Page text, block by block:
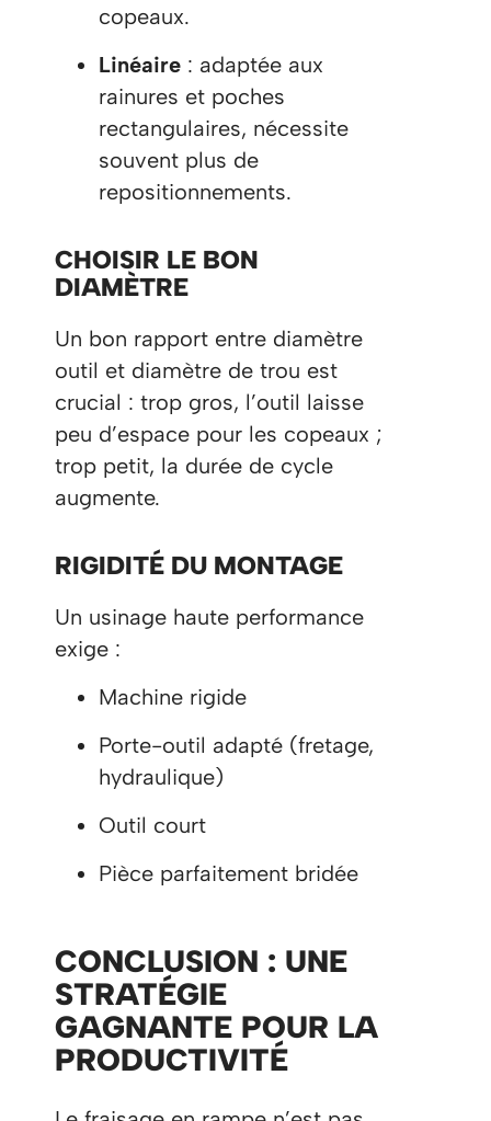
copeaux.
Linéaire : adaptée aux
rainures et poches
rectangulaires, nécessite
souvent plus de
repositionnements.
CHOISIR LE BON
DIAMÈTRE
Un bon rapport entre diamètre
outil et diamètre de trou est
crucial : trop gros, l’outil laisse
peu d’espace pour les copeaux ;
trop petit, la durée de cycle
augmente.
RIGIDITÉ DU MONTAGE
Un usinage haute performance
exige :
Machine rigide
Porte-outil adapté (fretage,
hydraulique)
Outil court
Pièce parfaitement bridée
CONCLUSION : UNE
STRATÉGIE
GAGNANTE POUR LA
PRODUCTIVITÉ